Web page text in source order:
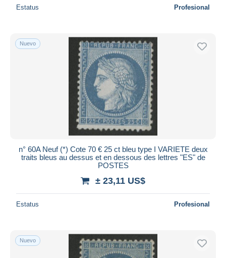
Estatus Profesional
Nuevo
n° 60A Neuf (*) Cote 70 € 25 ct bleu type I VARIETE deux
traits bleus au dessus et en dessous des lettres "ES" de
POSTES
± 23,11 US$
Estatus Profesional
Nuevo